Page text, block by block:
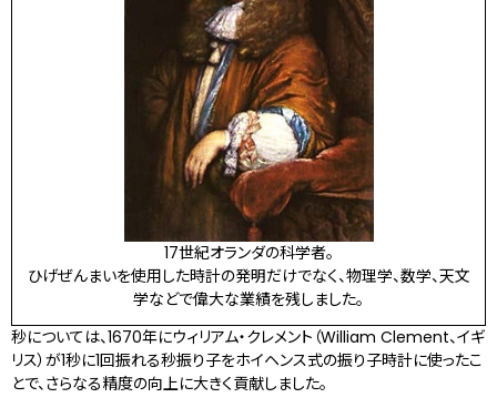
17世紀オランダの科学者。
ひげぜんまいを使用した時計の発明だけでなく、物理学、数学、天文
学などで偉大な業績を残しました。
秒については、1670年にウィリアム・クレメント（William Clement、イギ
リス）が1秒に1回振れる秒振り子をホイヘンス式の振り子時計に使ったこ
とで、さらなる精度の向上に大きく貢献しました。